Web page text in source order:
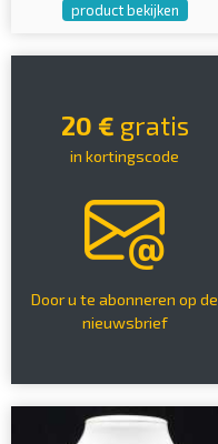
product bekijken
20 € gratis
in kortingscode
Door u te abonneren op de
nieuwsbrief